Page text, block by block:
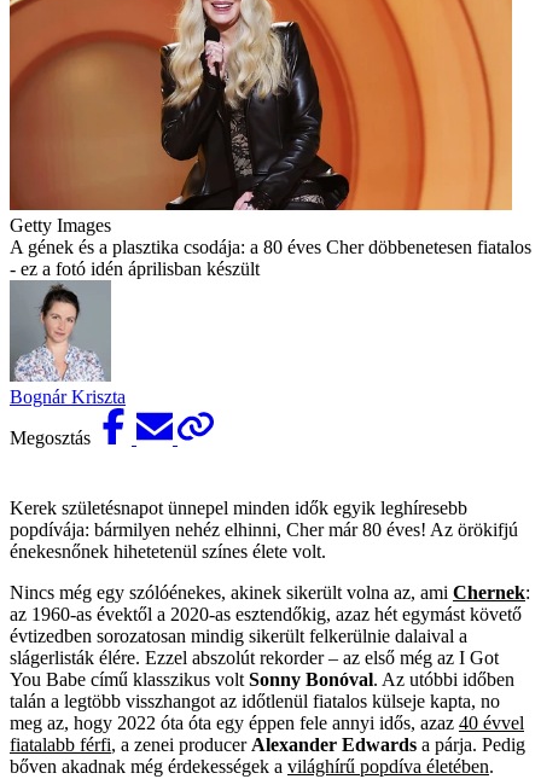
Getty Images
A gének és a plasztika csodája: a 80 éves Cher döbbenetesen fiatalos
- ez a fotó idén áprilisban készült
Bognár Kriszta
Megosztás
Kerek születésnapot ünnepel minden idők egyik leghíresebb
popdívája: bármilyen nehéz elhinni, Cher már 80 éves! Az örökifjú
énekesnőnek hihetetenül színes élete volt.
Nincs még egy szólóénekes, akinek sikerült volna az, ami Chernek:
az 1960-as évektől a 2020-as esztendőkig, azaz hét egymást követő
évtizedben sorozatosan mindig sikerült felkerülnie dalaival a
slágerlisták élére. Ezzel abszolút rekorder – az első még az I Got
You Babe című klasszikus volt Sonny Bonóval. Az utóbbi időben
talán a legtöbb visszhangot az időtlenül fiatalos külseje kapta, no
meg az, hogy 2022 óta óta egy éppen fele annyi idős, azaz 40 évvel
fiatalabb férfi, a zenei producer Alexander Edwards a párja. Pedig
bőven akadnak még érdekességek a világhírű popdíva életében.